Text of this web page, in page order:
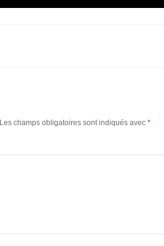
Les champs obligatoires sont indiqués avec *